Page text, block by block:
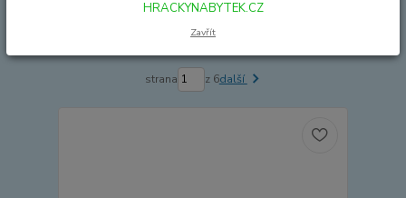
Nejlevnější Nejdražší
strana z 6další
HRACKYNABYTEK.CZ
Zavřít